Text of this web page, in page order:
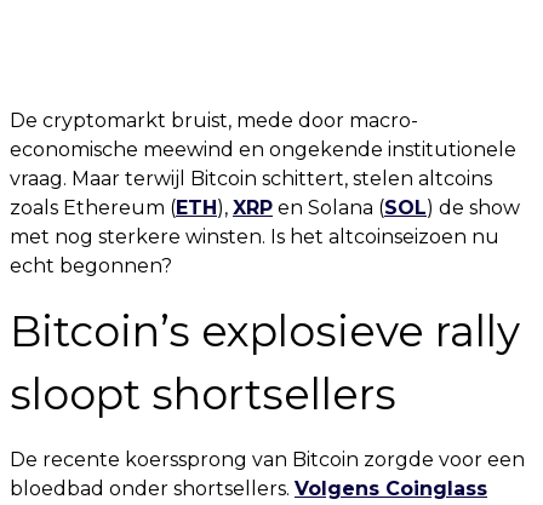
De cryptomarkt bruist, mede door macro-
economische meewind en ongekende institutionele
vraag. Maar terwijl Bitcoin schittert, stelen altcoins
zoals Ethereum (ETH), XRP en Solana (SOL) de show
met nog sterkere winsten. Is het altcoinseizoen nu
echt begonnen?
Bitcoin’s explosieve rally
sloopt shortsellers
De recente koerssprong van Bitcoin zorgde voor een
bloedbad onder shortsellers. Volgens Coinglass